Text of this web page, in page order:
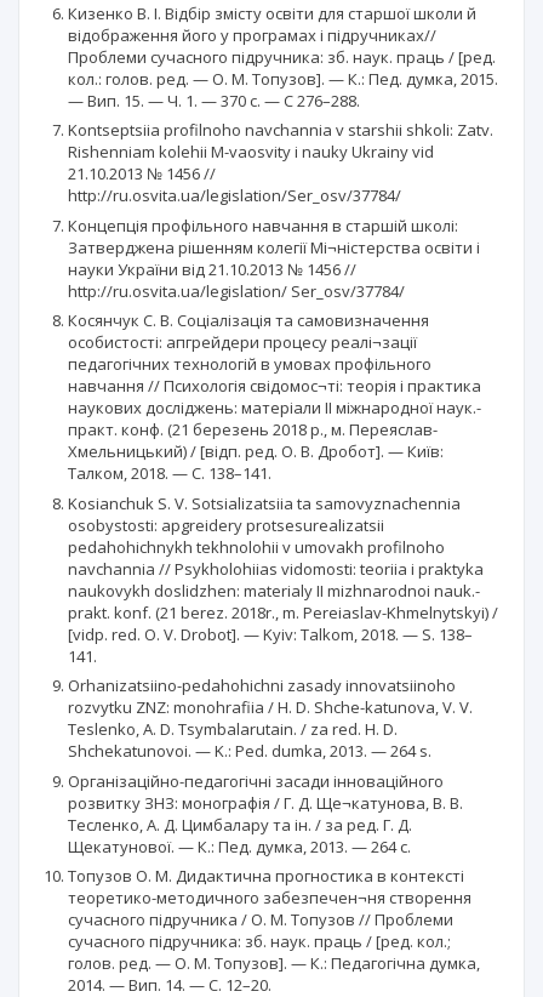
Кизенко В. І. Відбір змісту освіти для старшої школи й
відображення його у програмах і підручниках//
Проблеми сучасного підручника: зб. наук. праць / [ред.
кол.: голов. ред. — О. М. Топузов]. — К.: Пед. думка, 2015.
— Вип. 15. — Ч. 1. — 370 с. — С 276–288.
Kontseptsiia profilnoho navchannia v starshii shkoli: Zatv.
Rishenniam kolehii M-vaosvity i nauky Ukrainy vid
21.10.2013 № 1456 //
http://ru.osvita.ua/legislation/Ser_osv/37784/
Концепція профільного навчання в старшій школі:
Затверджена рішенням колегії Мі¬ністерства освіти і
науки України від 21.10.2013 № 1456 //
http://ru.osvita.ua/legislation/ Ser_osv/37784/
Косянчук С. В. Соціалізація та самовизначення
особистості: апгрейдери процесу реалі¬зації
педагогічних технологій в умовах профільного
навчання // Психологія свідомос¬ті: теорія і практика
наукових досліджень: матеріали IІ міжнародної наук.-
практ. конф. (21 березень 2018 р., м. Переяслав-
Хмельницький) / [відп. ред. О. В. Дробот]. — Київ:
Талком, 2018. — С. 138–141.
Kosianchuk S. V. Sotsializatsiia ta samovyznachennia
osobystosti: apgreidery protsesurealizatsii
pedahohichnykh tekhnolohii v umovakh profilnoho
navchannia // Psykholohiias vidomosti: teoriia i praktyka
naukovykh doslidzhen: materialy II mizhnarodnoi nauk.-
prakt. konf. (21 berez. 2018r., m. Pereiaslav-Khmelnytskyi) /
[vidp. red. O. V. Drobot]. — Kyiv: Talkom, 2018. — S. 138–
141.
Orhanizatsiino-pedahohichni zasady innovatsiinoho
rozvytku ZNZ: monohrafiia / H. D. Shche-katunova, V. V.
Teslenko, A. D. Tsymbalarutain. / za red. H. D.
Shchekatunovoi. — K.: Ped. dumka, 2013. — 264 s.
Організаційно-педагогічні засади інноваційного
розвитку ЗНЗ: монографія / Г. Д. Ще¬катунова, В. В.
Тесленко, А. Д. Цимбалару та ін. / за ред. Г. Д.
Щекатунової. — К.: Пед. думка, 2013. — 264 с.
Топузов О. М. Дидактична прогностика в контексті
теоретико-методичного забезпечен¬ня створення
сучасного підручника / О. М. Топузов // Проблеми
сучасного підручника: зб. наук. праць / [ред. кол.;
голов. ред. — О. М. Топузов]. — К.: Педагогічна думка,
2014. — Вип. 14. — С. 12–20.